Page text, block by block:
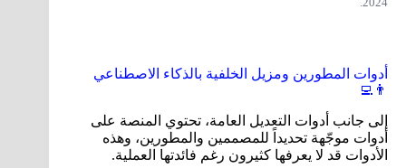
أدوات المطورين ومزيل الخلفية بالذكاء الاصطناعي
👨‍💻
إلى جانب أدوات التعديل العامة، تحتوي المنصة على
أدوات موجّهة تحديداً للمصممين والمطورين، وهذه
الأدوات قد لا يعرفها كثيرون رغم فائدتها العملية.